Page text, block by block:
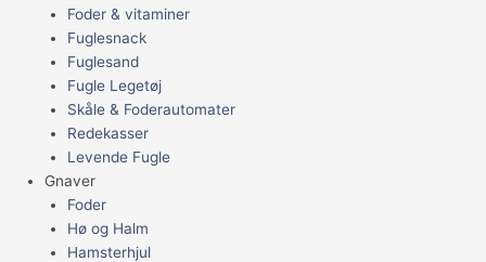
Foder & vitaminer
Fuglesnack
Fuglesand
Fugle Legetøj
Skåle & Foderautomater
Redekasser
Levende Fugle
Gnaver
Foder
Hø og Halm
Hamsterhjul